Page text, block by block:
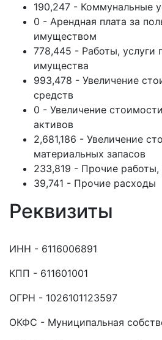
190,247 - Коммунальные
0 - Арендная плата за
имуществом
778,445 - Работы, услуги
имущества
993,478 - Увеличение
средств
0 - Увеличение
активов
2,681,186 - Увеличение
материальных запасов
233,819 - Прочие работы,
39,741 - Прочие расходы
Реквизиты
ИНН - 6116006891
КПП - 611601001
ОГРН - 1026101123597
ОКФС - Муниципальная